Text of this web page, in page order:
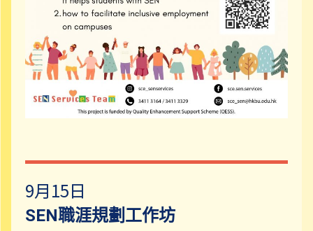
9月15日
SEN職涯規劃工作坊